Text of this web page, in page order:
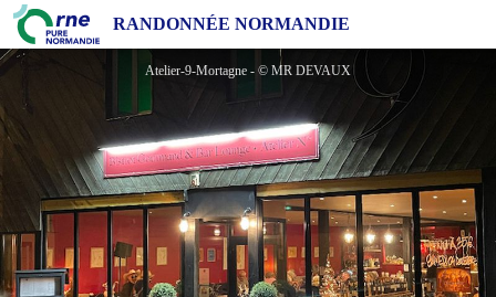
RANDONNÉE NORMANDIE
Atelier n°9
Atelier-9-Mortagne - © MR DEVAUX